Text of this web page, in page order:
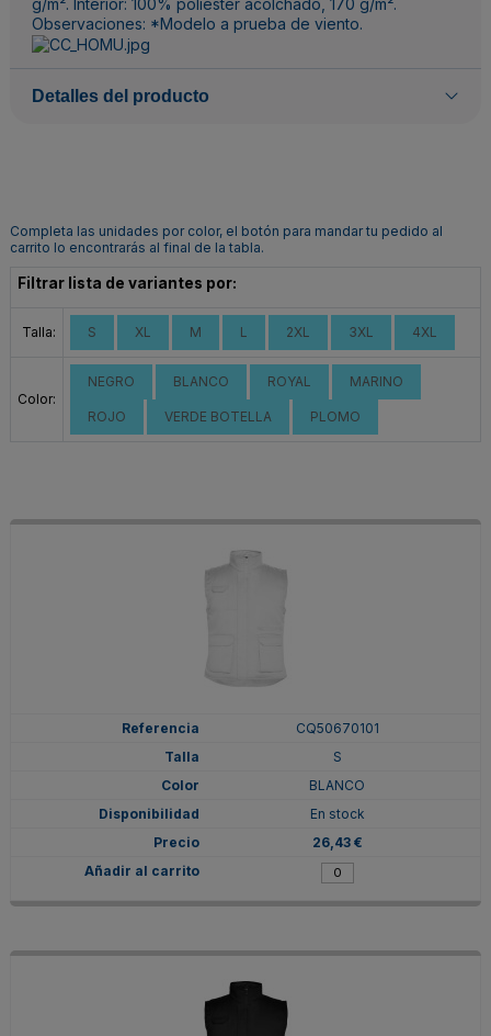
g/m². Interior: 100% poliéster acolchado, 170 g/m².
Observaciones: *Modelo a prueba de viento.
Detalles del producto
Completa las unidades por color, el botón para mandar tu pedido al
carrito lo encontrarás al final de la tabla.
Filtrar lista de variantes por:
Talla: S XL M L 2XL 3XL 4XL
Color:
NEGRO BLANCO ROYAL MARINO
ROJO VERDE BOTELLA PLOMO
CQ50670101
S
BLANCO
En stock
26,43 €